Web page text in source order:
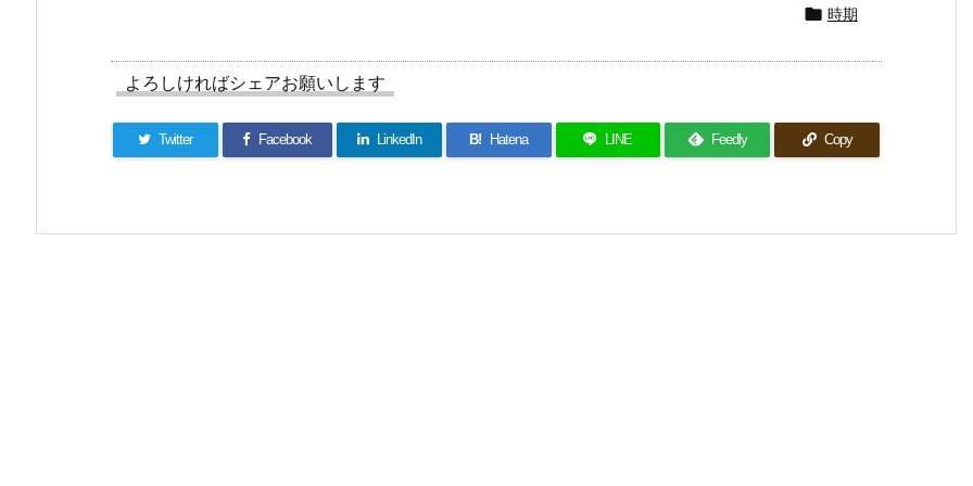
 時期
よろしければシェアお願いします
Twitter Facebook LinkedIn B! Hatena LINE Feedly Copy